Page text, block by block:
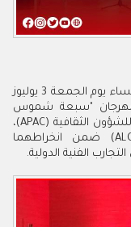
احتضن فضاء المركب الثقافي OCP بالجديدة مساء يوم الجمعة 3 يوليوز
لمهرجان "سبعة شموس
سبعة أقمار"، الذي تنظمه الجمعية الإقليمية للشؤون الثقافية (APAC)،
والجمعية الترفيهية الثقافية بالجديدة (ALCEJ) ضمن انخراطهما
الفنية الدولية.